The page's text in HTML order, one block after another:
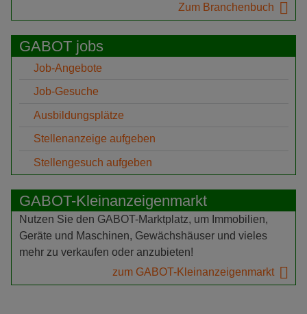
Zum Branchenbuch
GABOT jobs
Job-Angebote
Job-Gesuche
Ausbildungsplätze
Stellenanzeige aufgeben
Stellengesuch aufgeben
GABOT-Kleinanzeigenmarkt
Nutzen Sie den GABOT-Marktplatz, um Immobilien,
Geräte und Maschinen, Gewächshäuser und vieles
mehr zu verkaufen oder anzubieten!
zum GABOT-Kleinanzeigenmarkt